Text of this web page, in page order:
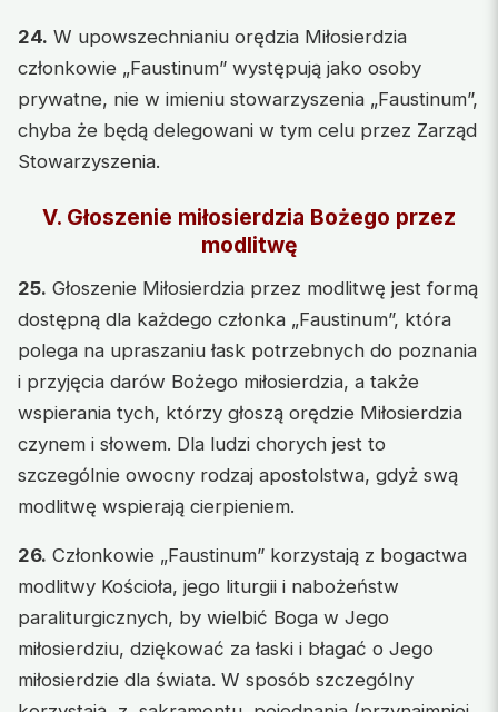
24. W upowszechnianiu orędzia Miłosierdzia
członkowie „Faustinum” występują jako osoby
prywatne, nie w imieniu stowarzyszenia „Faustinum”,
chyba że będą delegowani w tym celu przez Zarząd
Stowarzyszenia.
V. Głoszenie miłosierdzia Bożego przez
modlitwę
25. Głoszenie Miłosierdzia przez modlitwę jest formą
dostępną dla każdego członka „Faustinum”, która
polega na upraszaniu łask potrzebnych do poznania
i przyjęcia darów Bożego miłosierdzia, a także
wspierania tych, którzy głoszą orędzie Miłosierdzia
czynem i słowem. Dla ludzi chorych jest to
szczególnie owocny rodzaj apostolstwa, gdyż swą
modlitwę wspierają cierpieniem.
26. Członkowie „Faustinum” korzystają z bogactwa
modlitwy Kościoła, jego liturgii i nabożeństw
paraliturgicznych, by wielbić Boga w Jego
miłosierdziu, dziękować za łaski i błagać o Jego
miłosierdzie dla świata. W sposób szczególny